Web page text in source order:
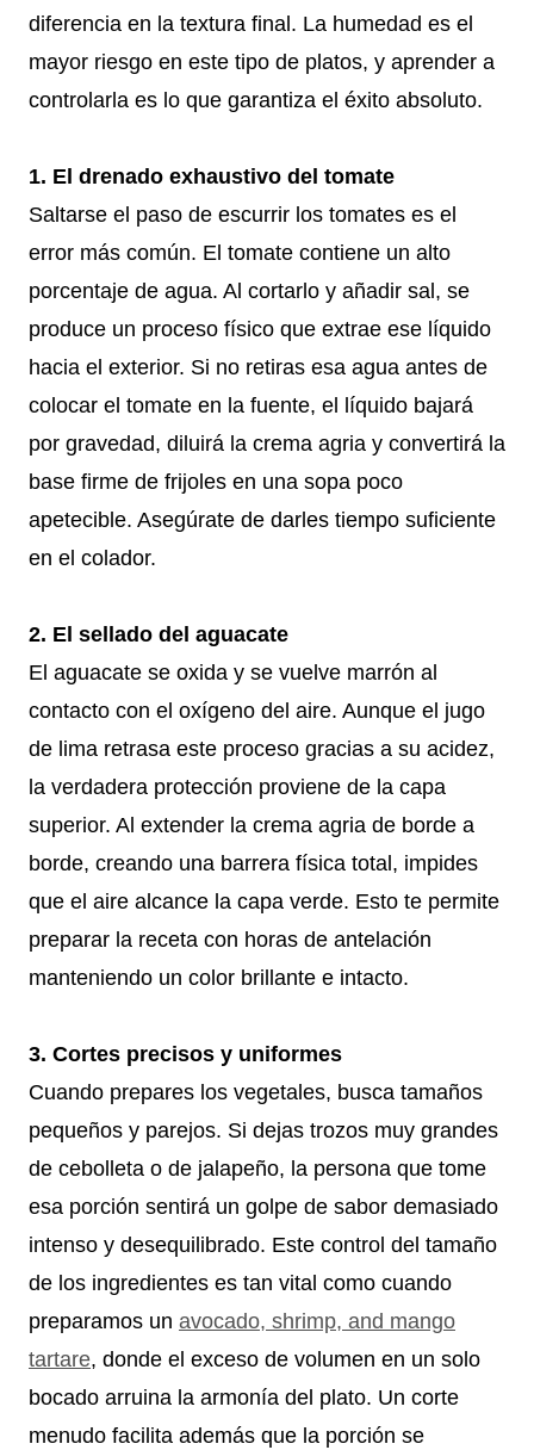
diferencia en la textura final. La humedad es el
mayor riesgo en este tipo de platos, y aprender a
controlarla es lo que garantiza el éxito absoluto.
1. El drenado exhaustivo del tomate
Saltarse el paso de escurrir los tomates es el
error más común. El tomate contiene un alto
porcentaje de agua. Al cortarlo y añadir sal, se
produce un proceso físico que extrae ese líquido
hacia el exterior. Si no retiras esa agua antes de
colocar el tomate en la fuente, el líquido bajará
por gravedad, diluirá la crema agria y convertirá la
base firme de frijoles en una sopa poco
apetecible. Asegúrate de darles tiempo suficiente
en el colador.
2. El sellado del aguacate
El aguacate se oxida y se vuelve marrón al
contacto con el oxígeno del aire. Aunque el jugo
de lima retrasa este proceso gracias a su acidez,
la verdadera protección proviene de la capa
superior. Al extender la crema agria de borde a
borde, creando una barrera física total, impides
que el aire alcance la capa verde. Esto te permite
preparar la receta con horas de antelación
manteniendo un color brillante e intacto.
3. Cortes precisos y uniformes
Cuando prepares los vegetales, busca tamaños
pequeños y parejos. Si dejas trozos muy grandes
de cebolleta o de jalapeño, la persona que tome
esa porción sentirá un golpe de sabor demasiado
intenso y desequilibrado. Este control del tamaño
de los ingredientes es tan vital como cuando
preparamos un avocado, shrimp, and mango
tartare, donde el exceso de volumen en un solo
bocado arruina la armonía del plato. Un corte
menudo facilita además que la porción se